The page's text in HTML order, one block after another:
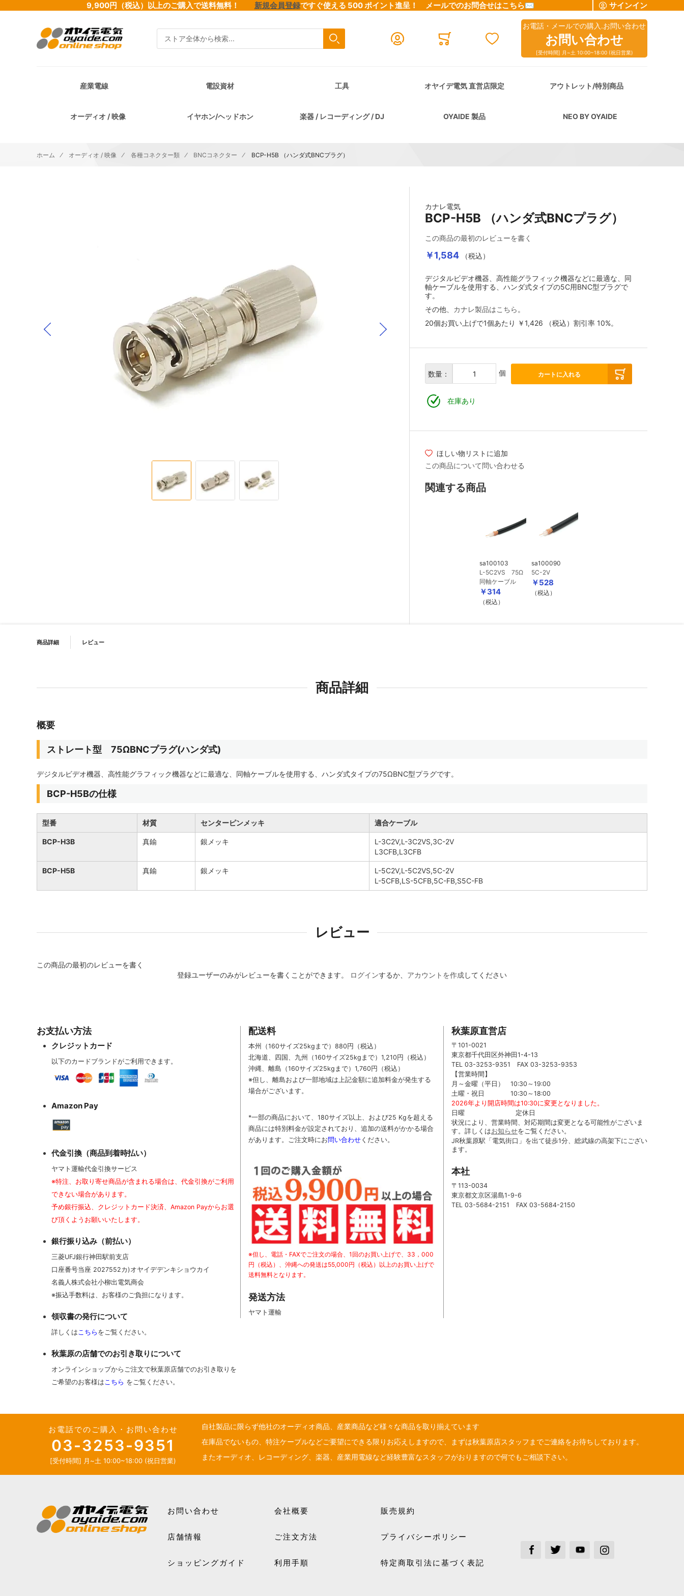
9,900円（税込）以上のご購入で送料無料！ 新規会員登録ですぐ使える 500 ポイント進呈！ メールでのお問合せはこちら✉ サインイン
検索
Close search
検索
お電話・メールでの購入.お問い合わせ
お問い合わせ
[受付時間] 月~土 10:00~18:00 (祝日営業)
産業電線 電設資材 工具 オヤイデ電気 直営店限定 アウトレット/特別商品
オーディオ / 映像 イヤホン/ヘッドホン 楽器 / レコーディング / DJ OYAIDE 製品 NEO BY OYAIDE
ホーム オーディオ / 映像 各種コネクター類 BNCコネクター BCP-H5B （ハンダ式BNCプラグ）
カナレ電気
BCP-H5B （ハンダ式BNCプラグ）
この商品の最初のレビューを書く
￥1,584 （税込）
デジタルビデオ機器、高性能グラフィック機器などに最適な、同
軸ケーブルを使用する、ハンダ式タイプの5C用BNC型プラグで
す。
その他、 カナレ製品はこちら 。
20個お買い上げで1個あたり ￥1,426 （税込） 割引率 10%。
数量： 個 カートに入れる
在庫あり
ほしい物リストに追加
この商品について問い合わせる
関連する商品
sa100103
L-5C2VS 75Ω
同軸ケーブル
￥314
（税込）
sa100090
5C-2V
￥528
（税込）
商品詳細 レビュー
商品詳細
概要
ストレート型 75ΩBNCプラグ(ハンダ式)
デジタルビデオ機器、高性能グラフィック機器などに最適な、同軸ケーブルを使用する、ハンダ式タイプの75ΩBNC型プラグです。
BCP-H5Bの仕様
型番 材質 センターピンメッキ 適合ケーブル
BCP-H3B 真鍮 銀メッキ
L-3C2V,L-3C2VS,3C-2V
L3CFB,L3CFB
BCP-H5B 真鍮 銀メッキ
L-5C2V,L-5C2VS,5C-2V
L-5CFB,LS-5CFB,5C-FB,S5C-FB
レビュー
この商品の最初のレビューを書く
登録ユーザーのみがレビューを書くことができます。
ログインするか、 アカウントを作成してください
お支払い方法
クレジットカード
以下のカードブランドがご利用できます。
Amazon Pay
代金引換（商品到着時払い）
ヤマト運輸代金引換サービス
※特注、お取り寄せ商品が含まれる場合は、代金引換がご利用
できない場合があります。
予め銀行振込、クレジットカード決済、Amazon Payからお選
び頂くようお願いいたします。
銀行振り込み（前払い）
三菱UFJ銀行神田駅前支店
口座番号当座 2027552カ)オヤイデデンキショウカイ
名義人株式会社小柳出電気商会
※振込手数料は、お客様のご負担になります。
領収書の発行について
詳しくはこちら をご覧ください。
秋葉原の店舗でのお引き取りについて
オンラインショップからご注文で秋葉原店舗でのお引き取りを
ご希望のお客様はこちら をご覧ください。
配送料
本州（160サイズ25kgまで）880円（税込）
北海道、四国、九州
（160サイズ25kgまで） 1,210円（税込）
沖縄、離島 （160サイズ25kgまで） 1,760円（税込）
※但し、離島および一部地域は上記金額に追加料金が発生する
場合がございます。
*一部の商品において、180サイズ以上、および25 Kgを超える
商品には特別料金が設定されており、追加の送料がかかる場合
があります。 ご注文時にお問い合わせ ください。
※但し、電話・FAXでご注文の場合、1回のお買い上げで、33，000
円（税込）、沖縄への発送は55,000円（税込）以上のお買い上げで
送料無料となります。
発送方法
ヤマト運輸
秋葉原直営店
〒101-0021
東京都千代田区外神田1-4-13
TEL 03-3253-9351 FAX 03-3253-9353
【営業時間】
月～金曜（平日） 10:30～19:00
土曜・祝日 10:30～18:00
2026年より開店時間は10:30に変更となりました。
日曜 定休日
状況により、営業時間、対応期間は変更となる可能性がございま
す。詳しくはお知らせをご覧ください。
JR秋葉原駅「電気街口」を出て徒歩1分、総武線の高架下にござい
ます。
本社
〒113-0034
東京都文京区湯島1-9-6
TEL 03-5684-2151 FAX 03-5684-2150
お電話でのご購入・お問い合わせ
03-3253-9351
[受付時間] 月~土 10:00~18:00 (祝日営業)
自社製品に限らず他社のオーディオ商品、産業商品など様々な商品を取り揃えています
在庫品でないもの、特注ケーブルなどご要望にできる限りお応えしますので、まずは秋葉原店スタッフまでご連絡をお待ちしております。
またオーディオ、レコーディング、楽器、産業用電線など経験豊富なスタッフがおりますので何でもご相談下さい。
お問い合わせ
店舗情報
ショッピングガイド
会社概要
ご注文方法
利用手順
販売規約
プライバシーポリシー
特定商取引法に基づく表記
See our FacebookSee our Twitter